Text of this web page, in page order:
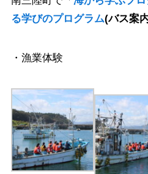
る学びのプログラム(バス案
・漁業体験